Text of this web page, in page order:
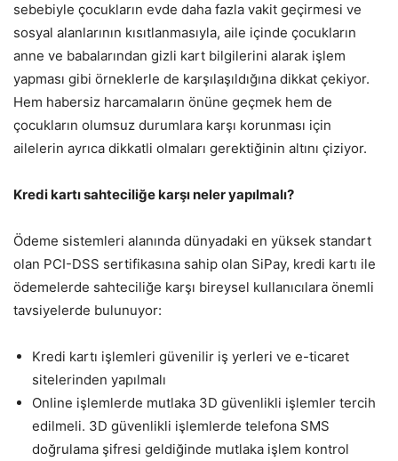
sebebiyle çocukların evde daha fazla vakit geçirmesi ve
sosyal alanlarının kısıtlanmasıyla, aile içinde çocukların
anne ve babalarından gizli kart bilgilerini alarak işlem
yapması gibi örneklerle de karşılaşıldığına dikkat çekiyor.
Hem habersiz harcamaların önüne geçmek hem de
çocukların olumsuz durumlara karşı korunması için
ailelerin ayrıca dikkatli olmaları gerektiğinin altını çiziyor.
Kredi kartı sahteciliğe karşı neler yapılmalı?
Ödeme sistemleri alanında dünyadaki en yüksek standart
olan PCI-DSS sertifikasına sahip olan SiPay, kredi kartı ile
ödemelerde sahteciliğe karşı bireysel kullanıcılara önemli
tavsiyelerde bulunuyor:
Kredi kartı işlemleri güvenilir iş yerleri ve e-ticaret
sitelerinden yapılmalı
Online işlemlerde mutlaka 3D güvenlikli işlemler tercih
edilmeli. 3D güvenlikli işlemlerde telefona SMS
doğrulama şifresi geldiğinde mutlaka işlem kontrol